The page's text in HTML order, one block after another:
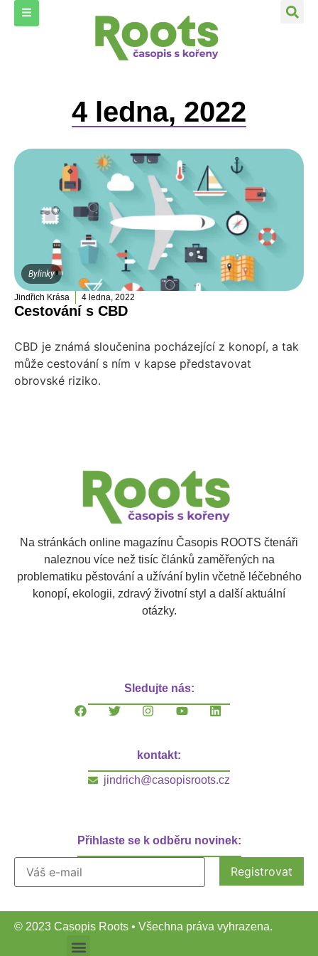
4 ledna, 2022
Bylinky
Jindřich Krása 4 ledna, 2022
Cestování s CBD
CBD je známá sloučenina pocházející z konopí, a tak
může cestování s ním v kapse představovat
obrovské riziko.
Na stránkách online magazínu Časopis ROOTS čtenáři
naleznou více než tisíc článků zaměřených na
problematiku pěstování a užívání bylin včetně léčebného
konopí, ekologii, zdravý životní styl a další aktuální
otázky.
Sledujte nás:
kontakt:
jindrich@casopisroots.cz
Přihlaste se k odběru novinek:
© 2023 Casopis Roots • Všechna práva vyhrazena.